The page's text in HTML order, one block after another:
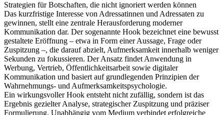
Strategien für Botschaften, die nicht ignoriert werden können
Das kurzfristige Interesse von Adressatinnen und Adressaten zu
gewinnen, stellt eine zentrale Herausforderung moderner
Kommunikation dar. Der sogenannte Hook bezeichnet eine bewusst
gestaltete Eröffnung – etwa in Form einer Aussage, Frage oder
Zuspitzung –, die darauf abzielt, Aufmerksamkeit innerhalb weniger
Sekunden zu fokussieren. Der Ansatz findet Anwendung in
Werbung, Vertrieb, Öffentlichkeitsarbeit sowie digitaler
Kommunikation und basiert auf grundlegenden Prinzipien der
Wahrnehmungs- und Aufmerksamkeitspsychologie.
Ein wirkungsvoller Hook entsteht nicht zufällig, sondern ist das
Ergebnis gezielter Analyse, strategischer Zuspitzung und präziser
Formulierung. Unabhängig vom Medium verbindet erfolgreiche